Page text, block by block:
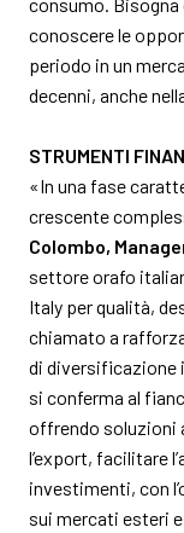
conoscere le
periodo in un
decenni, anche
STRUMENTI
«In una fase
crescente
Colombo,
settore orafo
Italy per qualità,
chiamato a
di diversificazione
si conferma al
offrendo soluzioni
l’export, facilitare
investimenti, con
sui mercati esteri